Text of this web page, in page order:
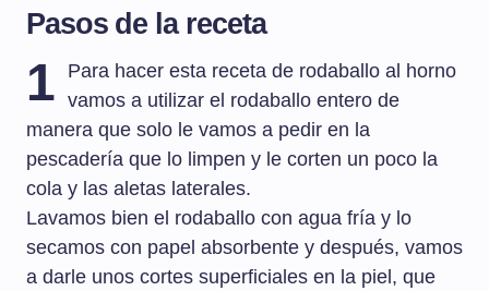
Pasos de la receta
1
Para hacer esta receta de rodaballo al horno
vamos a utilizar el rodaballo entero de
manera que solo le vamos a pedir en la
pescadería que lo limpen y le corten un poco la
cola y las aletas laterales.
Lavamos bien el rodaballo con agua fría y lo
secamos con papel absorbente y después, vamos
a darle unos cortes superficiales en la piel, que